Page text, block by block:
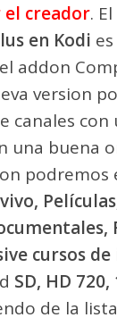
el creador.
en Kodi
addon
version
canales con
una buena
podremos
cursos
SD, HD 720,
de la